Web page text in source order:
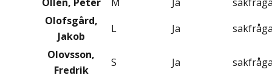
Olofsgård,
Jakob
L Ja
Olovsson,
Fredrik
S Ja